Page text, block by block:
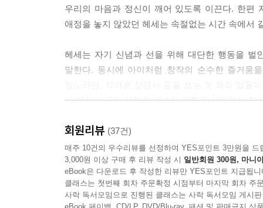
책과 즐겁게 대화하지 못할 이유가 무엇이란 말
---「『겨울 저녁의 독서』 서평, 1920년 11월 │6
어릴 적 사람들은 우리의 ‘의지를 꺾으려고’ 무진
어난 그 유일한 것만은, 우리를 아웃사이더와 괴
---「〈한스를 추억하며〉, 1936년 │7월 16일, 251
우리의 마음과 정신이 깨어 있도록 이끈다. 한편
애정을 놓지 않았던 헤세는 속절없는 시간 속에서
헤세는 자기 신념과 선을 위해 대단한 행동을 벌
말한다. 동시에 아이처럼 창작의 순수한 즐거움
또 헤세의 글을 아끼고 예술과 문학을 사랑하는
독일의 헤르만 헤세 전문 편집자 폴커 미헬스가 엮
독일어 전문번역가 유영미가 옮긴 유려한 우리말
오늘날 이토록 감성적이고 연약하지만 한편으
순간들을 공유할 수 있다는 것은 참으로 대단한
회원리뷰 (37건)
매주 10건의 우수리뷰를 선정하여 YES포인트 3만원을 드
3,000원 이상 구매 후 리뷰 작성 시 일반회원 300원, 마니
eBook은 다운로드 후 작성한 리뷰만 YES포인트 지급됩니
클래스는 첫번째 회차 주문확정 시점부터 마지막 회차 주
사락 독서모임으로 진행된 클래스는 사락 독서모임 게시